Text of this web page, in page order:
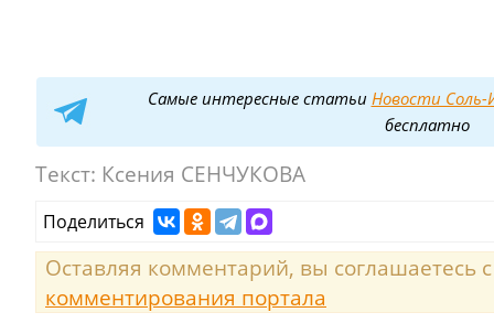
Самые интересные статьи Новости Соль-
бесплатно
Текст: Ксения СЕНЧУКОВА
Поделиться
Оставляя комментарий, вы соглашаетесь
комментирования портала